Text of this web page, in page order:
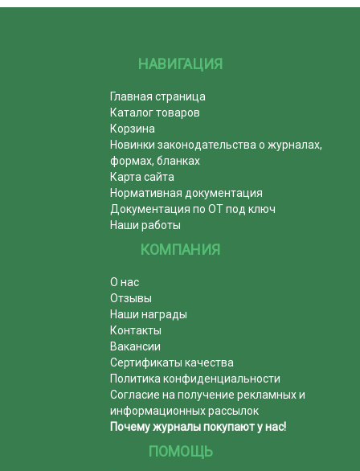
НАВИГАЦИЯ
Главная страница
Каталог товаров
Корзина
Новинки законодательства о журналах,
формах, бланках
Карта сайта
Нормативная документация
Документация по ОТ под ключ
Наши работы
КОМПАНИЯ
О нас
Отзывы
Наши награды
Контакты
Вакансии
Сертификаты качества
Политика конфиденциальности
Согласие на получение рекламных и
информационных рассылок
Почему журналы покупают у нас!
ПОМОЩЬ